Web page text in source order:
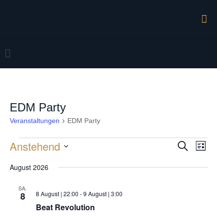
EDM Party
Veranstaltungen EDM Party
Veranstaltungen Suche
Liste
Anstehend
wählen.
August 2026
SA.
8
Beat Revolution
8 August | 22:00 -9 August | 3:00